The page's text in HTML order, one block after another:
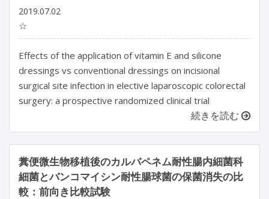
2019.07.02
☆
Effects of the application of vitamin E and silicone
dressings vs conventional dressings on incisional
surgical site infection in elective laparoscopic colorectal
surgery: a prospective randomized clinical trial
続きを読む
糞便微生物移植後のカルバペネム耐性腸内細菌科
細菌とバンコマイシン耐性腸球菌の保菌消失の比
較：前向き比較試験